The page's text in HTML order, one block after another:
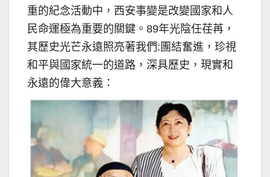
重的紀念活動中，西安事變是改變國家和人
民命運極為重要的關鍵。89年光陰任荏苒，
其歷史光芒永遠照亮著我們:團結奮進，珍視
和平與國家統一的道路，深具歷史，現實和
永遠的偉大意義：